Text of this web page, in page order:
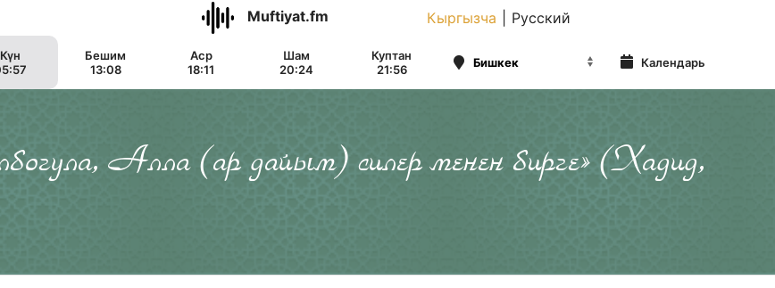
Muftiyat.fm Кыргызча Русский
Күн
Бешим
13:08
Аср
18:11
Шам
20:24
Куптан
21:56
Календарь
Алла (ар дайым) силер менен бирге» (Хадид,